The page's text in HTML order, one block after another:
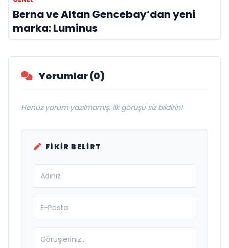
Berna ve Altan Gencebay’dan yeni
marka: Luminus
Yorumlar (0)
Henüz yorum yazılmamış. İlk görüşü siz bildirin!
FIKIR BELIRT